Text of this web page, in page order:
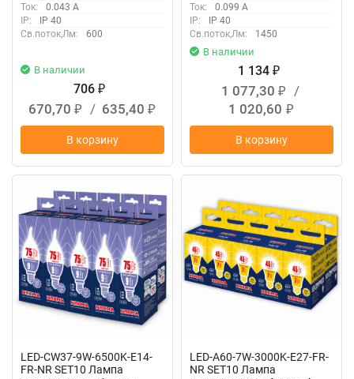
Ток:
0.043 А
IP:
IP 40
Св.поток,Лм:
600
В наличии
706 ₽
670,70 ₽ / 635,40 ₽
В корзину
Ток:
0.099 А
IP:
IP 40
Св.поток,Лм:
1450
В наличии
1 134 ₽
1 077,30 ₽
/
1 020,60 ₽
В корзину
LED-CW37-9W-6500K-E14-
FR-NR SET10 Лампа
LED-A60-7W-3000K-E27-FR-
NR SET10 Лампа